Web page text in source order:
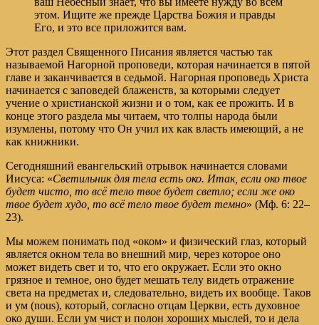
этом. Ищите же прежде Царства Божия и правды
Его, и это все приложится вам.
Этот раздел Священного Писания является частью так
называемой Нагорной проповеди, которая начинается в пятой
главе и заканчивается в седьмой. Нагорная проповедь Христа
начинается с заповедей блаженств, за которыми следует
учение о христианской жизни и о том, как ее прожить. И в
конце этого раздела мы читаем, что толпы народа были
изумлены, потому что Он учил их как власть имеющий, а не
как книжники.
Сегодняшний евангельский отрывок начинается словами
Иисуса: «Светильник для тела есть око. Итак, если око твое
будет чисто, то всё тело твое будет светло; если же око
твое будет худо, то всё тело твое будет темно» (Мф. 6: 22–
23).
Мы можем понимать под «оком» и физический глаз, который
является окном тела во внешний мир, через которое оно
может видеть свет и то, что его окружает. Если это окно
грязное и темное, оно будет мешать телу видеть отражение
света на предметах и, следовательно, видеть их вообще. Таков
и ум (nous), который, согласно отцам Церкви, есть духовное
око души. Если ум чист и полон хороших мыслей, то и дела